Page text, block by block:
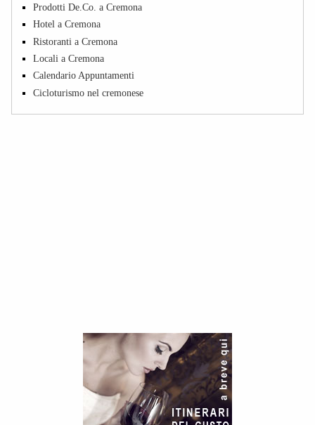
Prodotti De.Co. a Cremona
Hotel a Cremona
Ristoranti a Cremona
Locali a Cremona
Calendario Appuntamenti
Cicloturismo nel cremonese